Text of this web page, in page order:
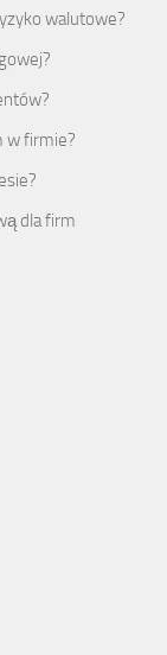
walutowe?
w firmie?
dla firm